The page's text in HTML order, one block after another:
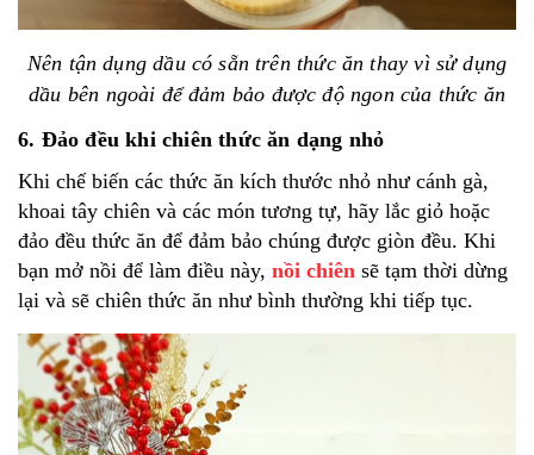
Nên tận dụng dầu có sẵn trên thức ăn thay vì sử dụng
dầu bên ngoài để đảm bảo được độ ngon của thức ăn
6. Đảo đều khi chiên thức ăn dạng nhỏ
Khi chế biến các thức ăn kích thước nhỏ như cánh gà,
khoai tây chiên và các món tương tự, hãy lắc giỏ hoặc
đảo đều thức ăn để đảm bảo chúng được giòn đều. Khi
bạn mở nồi để làm điều này, nồi chiên sẽ tạm thời dừng
lại và sẽ chiên thức ăn như bình thường khi tiếp tục.